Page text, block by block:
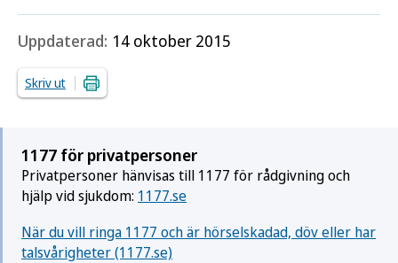
Uppdaterad: 14 oktober 2015
Skriv ut
1177 för privatpersoner
Privatpersoner hänvisas till 1177 för rådgivning och
hjälp vid sjukdom: 1177.se
När du vill ringa 1177 och är hörselskadad, döv eller har
talsvårigheter (1177.se)